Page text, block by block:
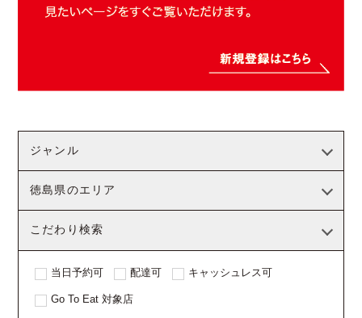
ジャンル
徳島県のエリア
こだわり検索
当日予約可 配達可 キャッシュレス可
Go To Eat 対象店